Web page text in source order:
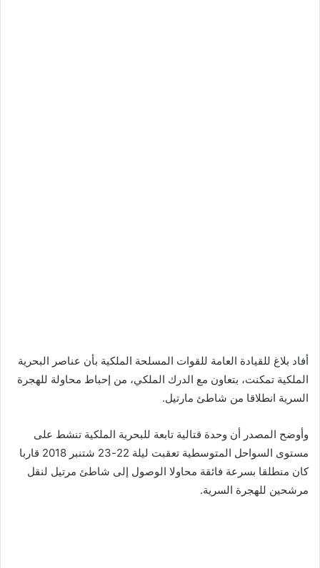
أفاد بلاغ للقيادة العامة للقوات المسلحة الملكية بأن عناصر البحرية
الملكية تمكنت، بتعاون مع الدرك الملكي، من إحباط محاولة للهجرة
السرية انطلاقا من شاطئ مارتيل.
وأوضح المصدر أن وحدة قتالية تابعة للبحرية الملكية تنشط على
مستوى السواحل المتوسطية تعقبت ليلة 22-23 شتنبر 2018 قاربا
كان منطلقا بسرعة فائقة محاولا الوصول إلى شاطئ مرتيل لنقل
مرشحين للهجرة السرية.